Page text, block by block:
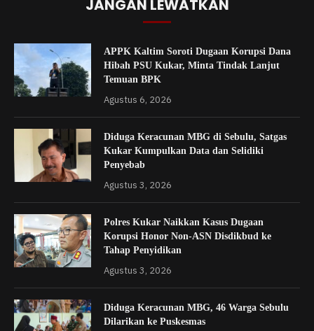
JANGAN LEWATKAN
APPK Kaltim Soroti Dugaan Korupsi Dana
Hibah PSU Kukar, Minta Tindak Lanjut
Temuan BPK
Agustus 6, 2026
Diduga Keracunan MBG di Sebulu, Satgas
Kukar Kumpulkan Data dan Selidiki
Penyebab
Agustus 3, 2026
Polres Kukar Naikkan Kasus Dugaan
Korupsi Honor Non-ASN Disdikbud ke
Tahap Penyidikan
Agustus 3, 2026
Diduga Keracunan MBG, 46 Warga Sebulu
Dilarikan ke Puskesmas